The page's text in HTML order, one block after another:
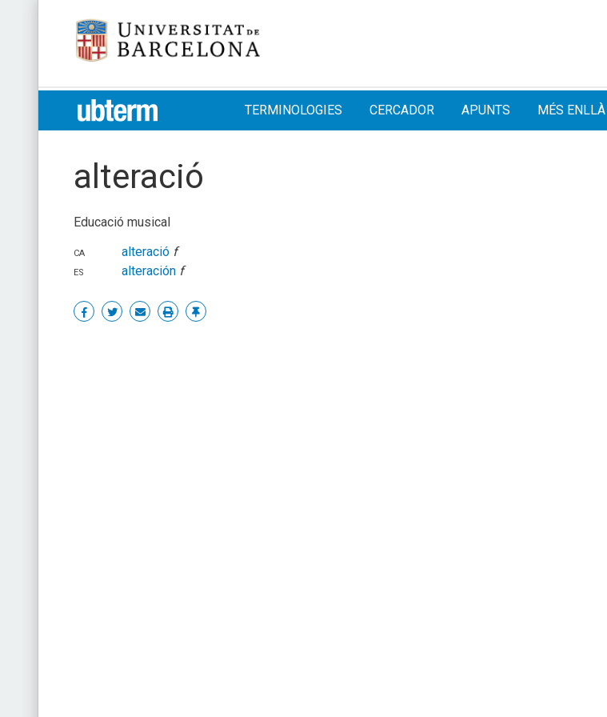
content
Universitat de Barcelona
UB > UBTERM TERMINOLOGIES CERCADOR APUNTS MÉS ENLLÀ
alteració
Educació musical
ca
alteració f
es
alteración f
Share ShareSharePrint Enllaç